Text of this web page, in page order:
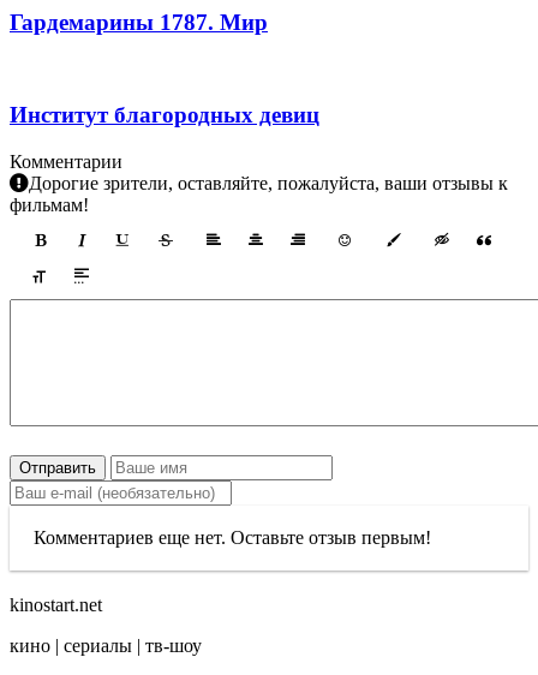
Гардемарины 1787. Мир
Институт благородных девиц
Комментарии
Дорогие зрители, оставляйте, пожалуйста, ваши отзывы к
фильмам!
Отправить
Комментариев еще нет. Оставьте отзыв первым!
kinostart.net
кино | сериалы | тв-шоу